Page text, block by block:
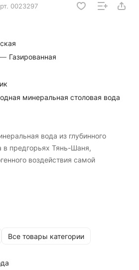
0023297
— Газированная
минеральная столовая вода
вода из глубинного
в предгорьях Тянь-Шаня,
воздействия самой
Все товары категории